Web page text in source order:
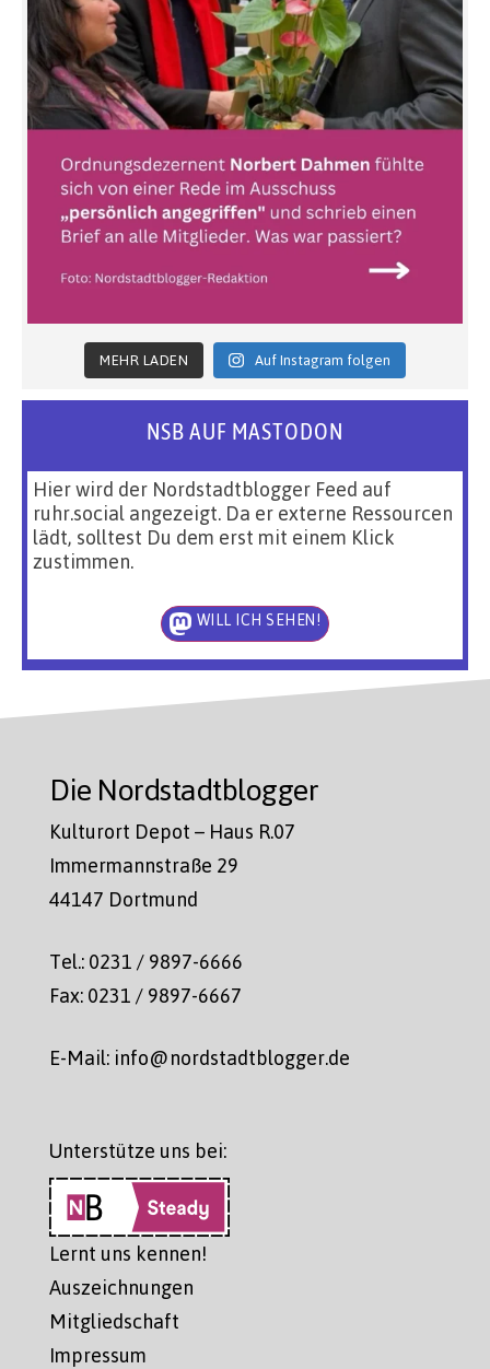
MEHR LADEN Auf Instagram folgen
NSB AUF MASTODON
Hier wird der Nordstadtblogger Feed auf
ruhr.social angezeigt. Da er externe Ressourcen
lädt, solltest Du dem erst mit einem Klick
zustimmen.
WILL ICH SEHEN!
Die Nordstadtblogger
Kulturort Depot – Haus R.07
Immermannstraße 29
44147 Dortmund
Tel.: 0231 / 9897-6666
Fax: 0231 / 9897-6667
E-Mail: info@nordstadtblogger.de
Unterstütze uns bei:
Lernt uns kennen!
Auszeichnungen
Mitgliedschaft
Impressum